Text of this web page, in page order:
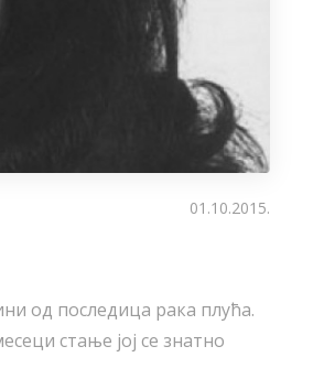
01.10.2015.
од последица рака плућа.
стање јој се знатно